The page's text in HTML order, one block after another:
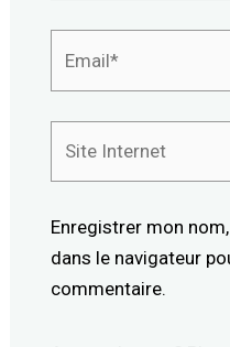
Enregistrer mon
dans le navigateur
commentaire.